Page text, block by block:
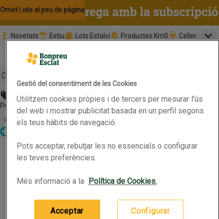
Omet i vés al contingut
Omet i vés a la cerca
Omet i vés al peu de pàgina
Novetats Estiu Lots Estalvi Productes Km0 Celler
Promoció clients nous
Botó del menú principal
Abans 39,89€
Preu rebaixat. Vàlid fins 13/07/2026
Obre-ho per veure una llista de les opcions d'ordenació
Ordena
Productes en oferta
AVÈNE Ultra sèrum activates glow FPS 50
Parafarmàcia
AVÈNE Ultra sèrum activates glow FPS 50
30ml (112,97 € per 100 ml)
33,89 €
Afegeix
Gestió del consentiment de les Cookies
Utilitzem cookies pròpies i de tercers per mesurar l’ús
del web i mostrar publicitat basada en un perfil segons
els teus hàbits de navegació.
Pots acceptar, rebutjar les no essencials o configurar
les teves preferències.
Més informació a la Política de Cookies.
Configurar
Acceptar